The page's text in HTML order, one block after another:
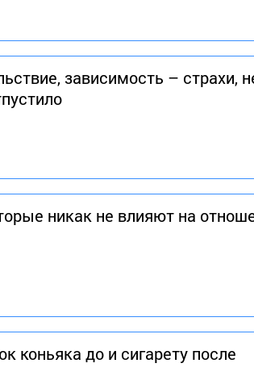
зависимость – страхи,
никак не влияют на
коньяка до и сигарету после